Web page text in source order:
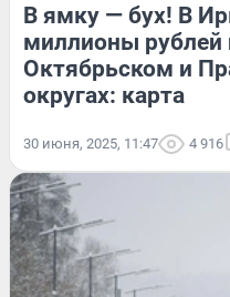
В ямку — бух! В
миллионы рублей
Октябрьском и
округах: карта
30 июня, 2025, 11:47 4 916